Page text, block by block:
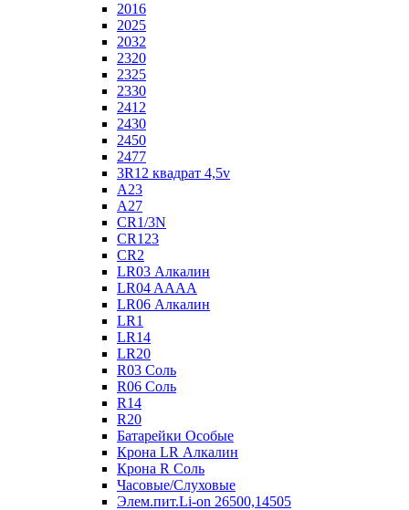
2016
2025
2032
2320
2325
2330
2412
2430
2450
2477
3R12 квадрат 4,5v
A23
A27
CR1/3N
CR123
CR2
LR03 Алкалин
LR04 AAAA
LR06 Алкалин
LR1
LR14
LR20
R03 Соль
R06 Соль
R14
R20
Батарейки Особые
Крона LR Алкалин
Крона R Соль
Часовые/Слуховые
Элем.пит.Li-on 26500,14505